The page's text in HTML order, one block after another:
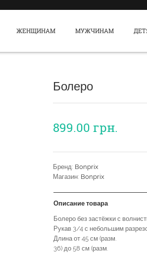
ЖЕНЩИНАМ МУЖЧИНАМ
Болеро
899.00 грн.
Бренд: Bonprix
Магазин: Bonprix
Описание товара
Болеро без застёжки с
Рукав 3/4 с небольшим
Длина от 45 см (разм.
36) до 58 см (разм.